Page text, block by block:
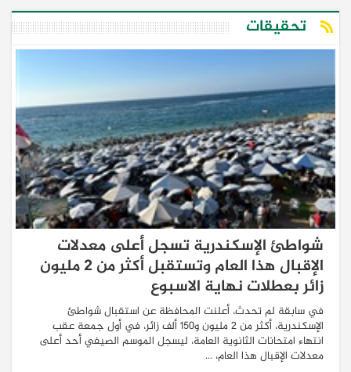
تحقيقات
شواطئ الإسكندرية تسجل أعلى معدلات
الإقبال هذا العام وتستقبل أكثر من 2 مليون
زائر بعطلات نهاية الاسبوع
في سابقة لم تحدث، أعلنت المحافظة عن استقبال شواطئ
الإسكندرية، أكثر من 2 مليون و150 ألف زائر، في أول جمعة عقب
انتهاء امتحانات الثانوية العامة، ليسجل الموسم الصيفي أحد أعلى
معدلات الإقبال هذا العام، ...